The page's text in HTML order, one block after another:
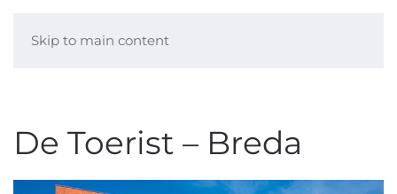
Skip to main content
De Toerist – Breda